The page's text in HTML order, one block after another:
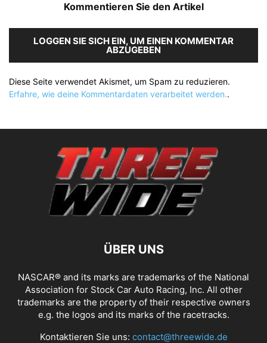
Kommentieren Sie den Artikel
LOGGEN SIE SICH EIN, UM EINEN KOMMENTAR
ABZUGEBEN
Diese Seite verwendet Akismet, um Spam zu reduzieren.
Erfahre, wie deine Kommentardaten verarbeitet werden..
ÜBER UNS
NASCAR® and its marks are trademarks of the National
Association for Stock Car Auto Racing, Inc. All other
trademarks are the property of their respective owners
e.g. the logos and its marks of the racetracks.
Kontaktieren Sie uns: contact@threewide.de